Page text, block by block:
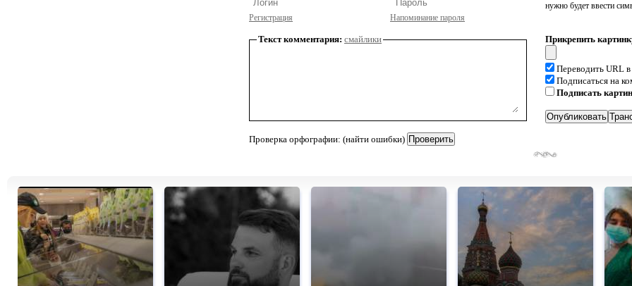
Регистрация Напоминание пароля
нужно будет ввести
Текст комментария: смайлики
Проверка орфографии: (найти ошибки)
Прикрепить
Переводить URL
Подписаться на
Подписать